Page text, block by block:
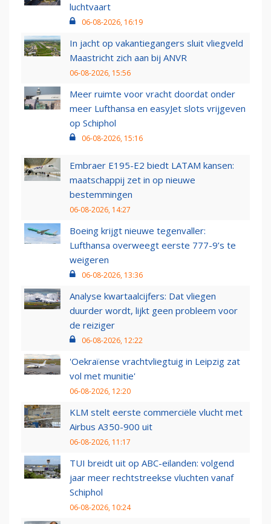
luchtvaart
06-08-2026, 16:19
In jacht op vakantiegangers sluit vliegveld
Maastricht zich aan bij ANVR
06-08-2026, 15:56
Meer ruimte voor vracht doordat onder
meer Lufthansa en easyJet slots vrijgeven
op Schiphol
06-08-2026, 15:16
Embraer E195-E2 biedt LATAM kansen:
maatschappij zet in op nieuwe
bestemmingen
06-08-2026, 14:27
Boeing krijgt nieuwe tegenvaller:
Lufthansa overweegt eerste 777-9’s te
weigeren
06-08-2026, 13:36
Analyse kwartaalcijfers: Dat vliegen
duurder wordt, lijkt geen probleem voor
de reiziger
06-08-2026, 12:22
'Oekraïense vrachtvliegtuig in Leipzig zat
vol met munitie'
06-08-2026, 12:20
KLM stelt eerste commerciële vlucht met
Airbus A350-900 uit
06-08-2026, 11:17
TUI breidt uit op ABC-eilanden: volgend
jaar meer rechtstreekse vluchten vanaf
Schiphol
06-08-2026, 10:24